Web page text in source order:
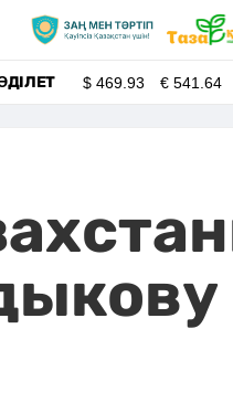
$469.93 €541.64